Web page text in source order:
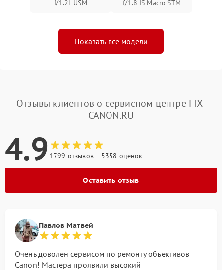
f/1.2L USM
f/1.8 IS Macro STM
Показать все модели
Отзывы клиентов о сервисном центре FIX-
CANON.RU
4.9 1799 отзывов 5358 оценок
Оставить отзыв
Павлов Матвей
Очень доволен сервисом по ремонту объективов
Canon! Мастера проявили высокий